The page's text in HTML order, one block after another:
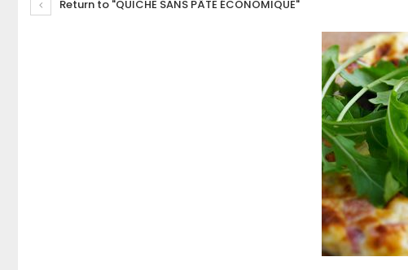
Return to "QUICHE SANS PÂTE ÉCONOMIQUE"